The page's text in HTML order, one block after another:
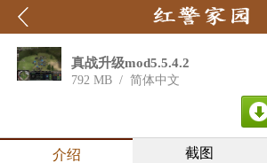
真战升级mod5.5.4.2
792 MB / 简体中文
介绍 截图